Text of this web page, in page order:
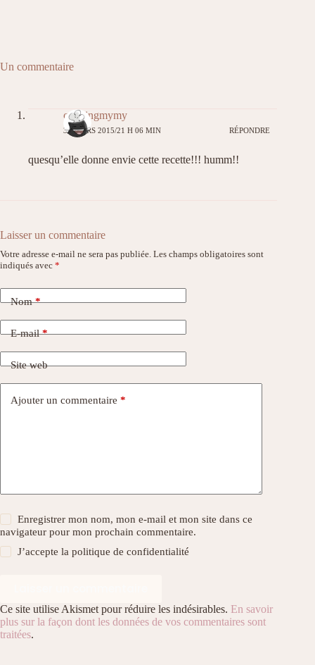
Un commentaire
cookingmymy
31 MARS 2015/21 H 06 MIN RÉPONDRE
quesqu’elle donne envie cette recette!!! humm!!
Laisser un commentaire
Votre adresse e-mail ne sera pas publiée. Les champs obligatoires sont
indiqués avec *
Nom*
E-mail*
Site web
Ajouter un commentaire *
Enregistrer mon nom, mon e-mail et mon site dans ce
navigateur pour mon prochain commentaire.
J’accepte lapolitique de confidentialité
Ce site utilise Akismet pour réduire les indésirables. En savoir
plus sur la façon dont les données de vos commentaires sont
traitées.